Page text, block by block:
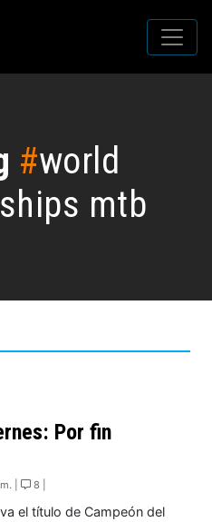
#world
mtb
Por fin
| 8 |
el título de Campeón del